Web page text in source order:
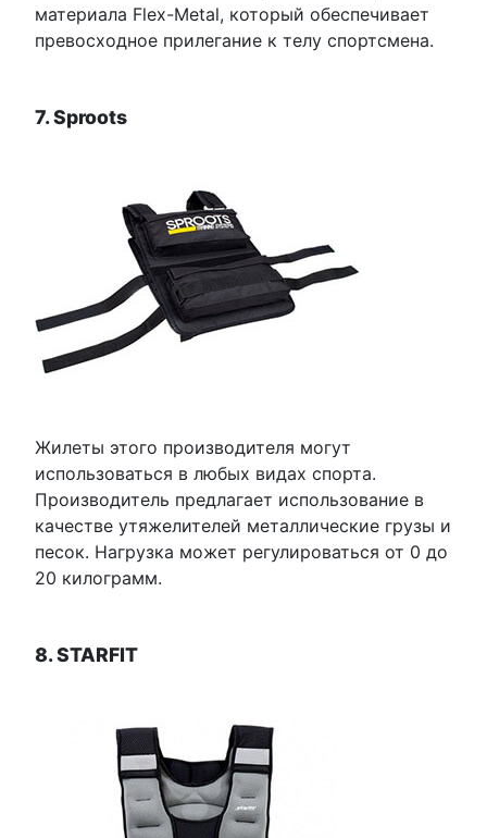
материала Flex-Metal, который обеспечивает
превосходное прилегание к телу спортсмена.
7. Sproots
Жилеты этого производителя могут
использоваться в любых видах спорта.
Производитель предлагает использование в
качестве утяжелителей металлические грузы и
песок. Нагрузка может регулироваться от 0 до
20 килограмм.
8. STARFIT